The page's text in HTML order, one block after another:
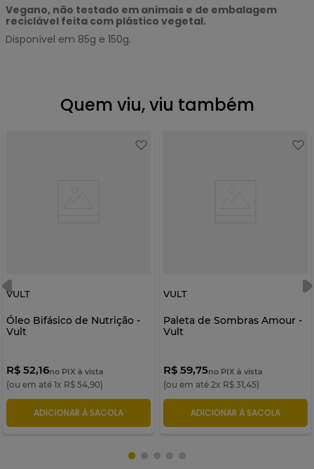
Vegano, não testado em animais e de embalagem
reciclável feita com plástico vegetal.
Disponível em 85g e 150g.
Quem viu, viu também
VULT
Óleo Bifásico de Nutrição -
Vult
R$ 52,16no PIX à vista
(ou em até 1x R$ 54,90)
ADICIONAR À SACOLA
VULT
Paleta de Sombras Amour -
Vult
R$ 59,75no PIX à vista
(ou em até 2x R$ 31,45)
ADICIONAR À SACOLA